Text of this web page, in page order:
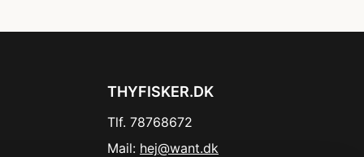
THYFISKER.DK
Tlf. 78768672
Mail: hej@want.dk